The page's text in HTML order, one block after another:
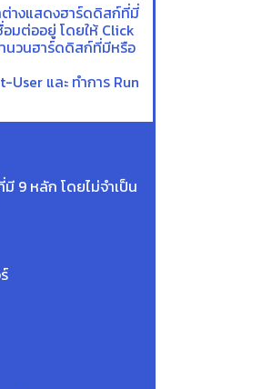
ต่างแสดงฮาร์ดดิสก์ที่มี่
มต่ออยู่ โดยให้ Click
นวนฮาร์ดดิสก์ที่มีหรือ
และ ทำการ Run
9 หลัก โดยไม่จำเป็น